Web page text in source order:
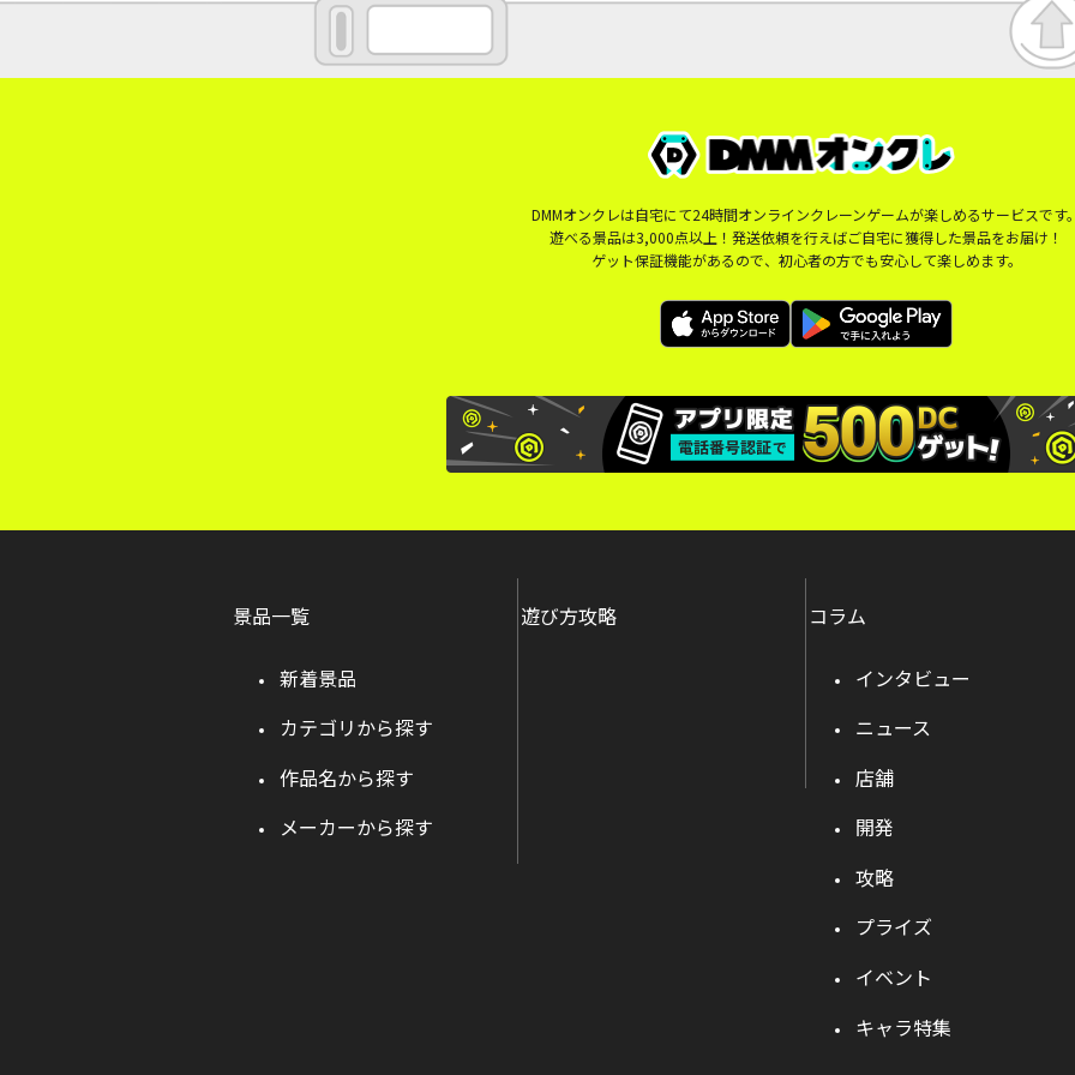
DMMオンクレは自宅にて24時間オンラインクレーンゲームが楽しめるサービスです
遊べる景品は3,000点以上！発送依頼を行えばご自宅に獲得した景品をお届け！
ゲット保証機能があるので、初心者の方でも安心して楽しめます。
景品一覧
新着景品
カテゴリから探す
作品名から探す
メーカーから探す
遊び方攻略 コラム
インタビュー
ニュース
店舗
開発
攻略
プライズ
イベント
キャラ特集